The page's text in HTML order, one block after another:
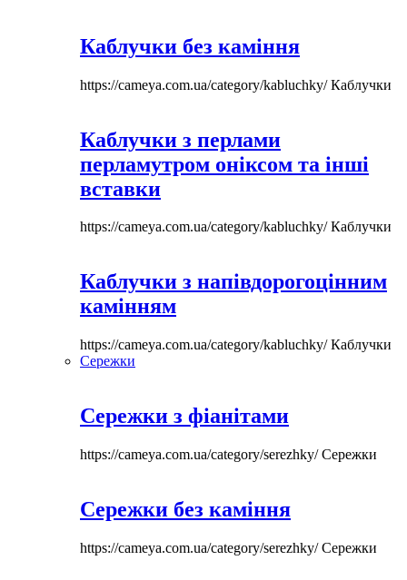
Каблучки без каміння
https://cameya.com.ua/category/kabluchky/Каблучки
Каблучки з перлами
перламутром оніксом та інші
вставки
https://cameya.com.ua/category/kabluchky/Каблучки
Каблучки з напівдорогоцінним
камінням
https://cameya.com.ua/category/kabluchky/Каблучки
Сережки
Сережки з фіанітами
https://cameya.com.ua/category/serezhky/Сережки
Сережки без каміння
https://cameya.com.ua/category/serezhky/Сережки